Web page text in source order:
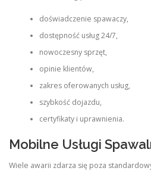
doświadczenie spawaczy,
dostępność usług 24/7,
nowoczesny sprzęt,
opinie klientów,
zakres oferowanych usług,
szybkość dojazdu,
certyfikaty i uprawnienia.
Mobilne Usługi
Wiele awarii zdarza się poza